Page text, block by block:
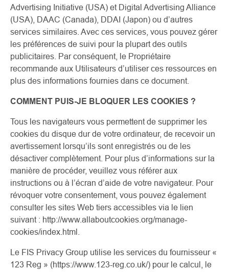
Advertising Initiative (USA) et Digital Advertising Alliance
(USA), DAAC (Canada), DDAI (Japon) ou d’autres
services similaires. Avec ces services, vous pouvez gérer
les préférences de suivi pour la plupart des outils
publicitaires. Par conséquent, le Propriétaire
recommande aux Utilisateurs d’utiliser ces ressources en
plus des informations fournies dans ce document.
COMMENT PUIS-JE BLOQUER LES COOKIES ?
Tous les navigateurs vous permettent de supprimer les
cookies du disque dur de votre ordinateur, de recevoir un
avertissement lorsqu’ils sont enregistrés ou de les
désactiver complètement. Pour plus d’informations sur la
manière de procéder, veuillez vous référer aux
instructions ou à l’écran d’aide de votre navigateur. Pour
révoquer votre consentement, vous pouvez également
consulter les sites Web tiers accessibles via le lien
suivant : http://www.allaboutcookies.org/manage-
cookies/index.html.
Le FIS Privacy Group utilise les services du fournisseur «
123 Reg » (https://www.123-reg.co.uk/) pour le calcul, le